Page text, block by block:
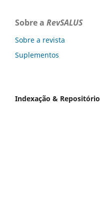
Sobre a RevSALUS
Sobre a revista
Suplementos
Indexação & Repositório